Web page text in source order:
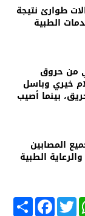
طوارئ نتيجة
الطبية
29 سنة، يعاني من حروق
إسلام خيري وباسل
بينما أصيب
المصابين
الطبية
S
h
F
a
T
w